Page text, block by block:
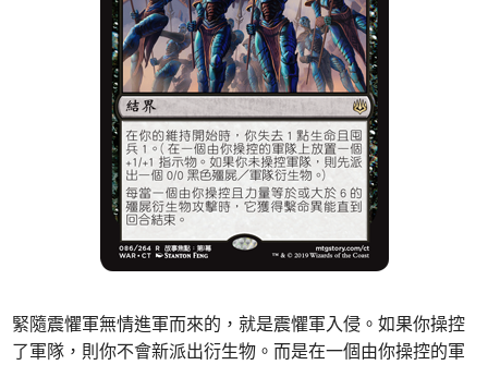
緊隨震懼軍無情進軍而來的，就是震懼軍入侵。如果你操控
了軍隊，則你不會新派出衍生物。而是在一個由你操控的軍